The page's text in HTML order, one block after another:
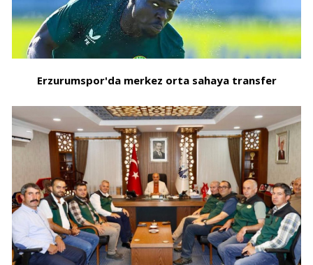
Erzurumspor'da merkez orta sahaya transfer